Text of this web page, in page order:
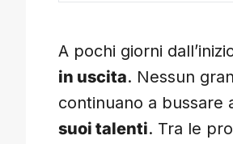
A pochi giorni
in uscita. Nessun
continuano a
suoi talenti. Tra le